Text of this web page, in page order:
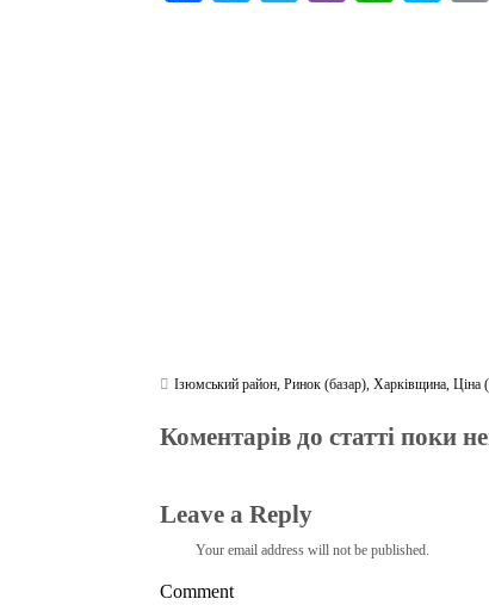
Ізюмський район,Ринок (базар),Харківщина,Ціна
Коментарів до статті поки
Leave a Reply
Your email address will not be published.
Comment